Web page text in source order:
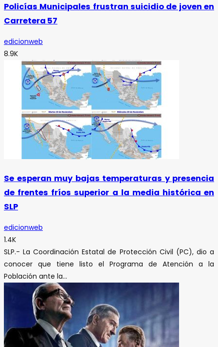
Policías Municipales frustran suicidio de joven en
Carretera 57
edicionweb
8.9K
Se esperan muy bajas temperaturas y presencia
de frentes fríos superior a la media histórica en
SLP
edicionweb
1.4K
SLP.- La Coordinación Estatal de Protección Civil (PC), dio a
conocer que tiene listo el Programa de Atención a la
Población ante la...